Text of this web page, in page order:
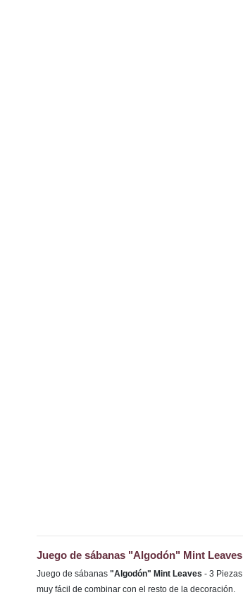
Juego de sábanas "Algodón" Mint
Juego de sábanas "Algodón" Mint Leaves - 3
muy fácil de combinar con el resto de la decoración.